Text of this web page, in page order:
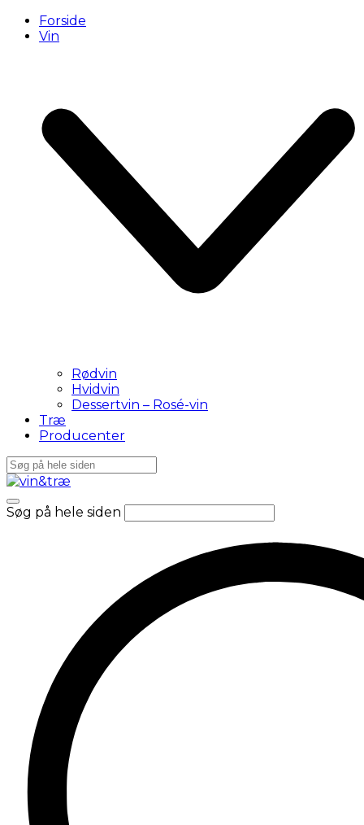
Forside
Vin
Rødvin
Hvidvin
Dessertvin – Rosé-vin
Træ
Producenter
Søg på hele siden